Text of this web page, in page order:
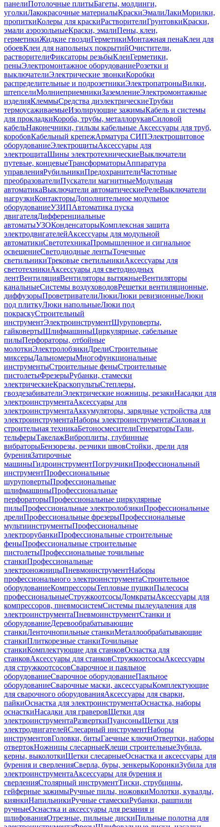
панелиПотолочные плитыБагеты, молдинги,
уголкиЛакокрасочные материалыКраскиЭмалиЛакиМорилки,
пропиткиКолеры для краскиРастворителиГрунтовкиКраски,
эмали аэрозольныеКраски, эмалиПены, клеи,
герметикиЖидкие гвоздиГерметикиМонтажная пенаКлеи для
обоевКлеи для напольных покрытийОчистители,
растворителиФиксаторы резьбыКлеиГерметики,
пеныЭлектромонтажное оборудованиеРозетки и
выключателиЭлектрические звонкиКоробки
распределительные и подрозетникиЭлектропатроныВилки,
штепселиМолниеприемникиЗаземлениеЭлектромонтажные
изделияКлеммыСредства диэлектрическиеТрубки
термоусаживаемыеИзолирующие зажимыКабель и системы
для прокладкиКороба, трубы, металлорукавСиловой
кабельНаконечники, гильзы кабельные Аксессуары для труб,
коробовКабельный крепежАрматура СИПЭлектрощитовое
оборудованиеЭлектрощитыАксессуары для
электрощитаШины электротехническиеВыключатели
путевые, концевыеТрансформаторыАппаратура
управленияРубильникиПредохранителиЧастотные
преобразователиПускатели магнитныеМодульная
автоматикаВыключатели автоматическиеРелеВыключатели
нагрузкиКонтакторыДополнительное модульное
оборудованиеУЗИПАвтоматика пуска
двигателяДифференциальные
автоматыУЗОКонденсаторыКомплексная защита
электродвигателейАксессуары для модульной
автоматикиСветотехникаПромышленное и сигнальное
освещениеСветодиодные лентыТочечные
светильникиТрековые светильникиАксессуары для
светотехникиАксессуары для светодиодных
лентВентиляцияВентиляторы вытяжныеВентиляторы
канальныеСистемы воздуховодовРешетки вентиляционные,
диффузорыПроветривателиЛюкиЛюки ревизионныеЛюки
под плиткуЛюки напольныеЛюки под
покраскуСтроительный
инструментЭлектроинструментШуруповерты,
гайковертыШлифмашиныЦиркулярные, сабельные
пилыПерфораторы, отбойные
молоткиЭлектролобзикиДрелиСтроительные
миксерыДальномерыМногофункциональные
инструментыСтроительные феныСтроительные
пистолетыФрезерыРубанки, стамески
электрическиеКраскопультыСтеплеры,
гвоздезабивателиЭлектрические ножницы, резакиНасадки для
электроинструментаАксессуары для
электроинструментаАккумуляторы, зарядные устройства для
электроинструментаНаборы электроинструментаСиловая и
строительная техникаБетоносмесителиГенераторыТали,
тельферыТакелажВиброплиты, глубинные
вибраторыБензорезы, резчики швовСтойки, дрели для
буренияЗатирочные
машиныГидроинструментПогрузчикиПрофессиональный
инструментПрофессиональные
шуруповертыПрофессиональные
шлифмашиныПрофессиональные
перфораторыПрофессиональные циркулярные
пилыПрофессиональные электролобзикиПрофессиональные
дрелиПрофессиональные фрезерыПрофессиональные
мультиинструментыПрофессиональные
электрорубанкиПрофессиональные строительные
феныПрофессиональные строительные
пистолетыПрофессиональные точильные
станкиПрофессиональные
электроножницыПневмоинструментНаборы
профессионального электроинструментаСтроительное
оборудованиеКомпрессорыТепловые пушкиПылесосы
профессиональныеСтружкоотсосыДомкратыАксессуары для
компрессоров, пневмосистемСистемы пылеудаления для
электроинструментаПневмоинструментСтанки и
оборудованиеДеревообрабатывающие
станкиЛенточнопильные станкиМеталлообрабатывающие
станкиПлиткорезные станкиТочильные
станкиКомплектующие для станковОснастка для
станковАксессуары для станковСтружкоотсосыАксессуары
для стружкоотсосовСварочное и паяльное
оборудованиеСварочное оборудованиеПаяльное
оборудованиеСварочные маски, аксессуарыКомплектующие
для сварочного оборудованияАксессуары для сварки,
пайкиОснастка для электроинструментаОснастка, наборы
оснасткиНасадки для граверовЩетки для
электроинструментаРазверткиПуансоныЩетки для
электродвигателейСлесарный инструментНаборы
инструментовГоловки, битыГаечные ключиОтвертки, наборы
отвертокНожницы слесарныеКлещи строительныеЗубила,
керны, выколоткиЩетки слесарныеОснастка и аксессуары для
бурения и сверленияСверла, буры, зенкерыКоронкиЗубила для
электроинструментаАксессуары для бурения и
сверленияСтолярный инструментТиски, струбцины,
гейферные зажимыРучные пилы, ножовкиМолотки, кувалды,
киянкиНапильникиРучные стамескиРубанки, рашпили
ручныеОснастка и аксессуары для резания и
шлифованияОтрезные, пильные дискиПильные полотна для